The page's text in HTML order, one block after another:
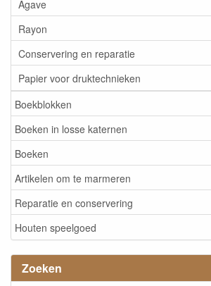
Agave
Rayon
Conservering en reparatie
Papier voor druktechnieken
Boekblokken
Boeken in losse katernen
Boeken
Artikelen om te marmeren
Reparatie en conservering
Houten speelgoed
Zoeken